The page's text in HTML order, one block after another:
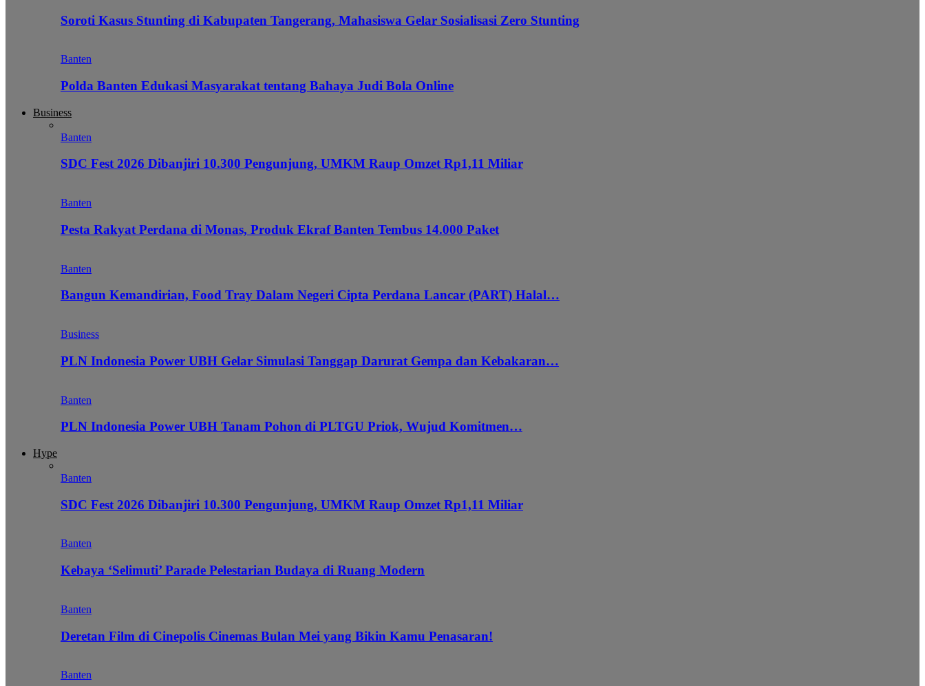
Soroti Kasus Stunting di Kabupaten Tangerang, Mahasiswa Gelar Sosialisasi Zero Stunting
Banten
Polda Banten Edukasi Masyarakat tentang Bahaya Judi Bola Online
Business
Banten
SDC Fest 2026 Dibanjiri 10.300 Pengunjung, UMKM Raup Omzet Rp1,11 Miliar
Banten
Pesta Rakyat Perdana di Monas, Produk Ekraf Banten Tembus 14.000 Paket
Banten
Bangun Kemandirian, Food Tray Dalam Negeri Cipta Perdana Lancar (PART) Halal…
Business
PLN Indonesia Power UBH Gelar Simulasi Tanggap Darurat Gempa dan Kebakaran…
Banten
PLN Indonesia Power UBH Tanam Pohon di PLTGU Priok, Wujud Komitmen…
Hype
Banten
SDC Fest 2026 Dibanjiri 10.300 Pengunjung, UMKM Raup Omzet Rp1,11 Miliar
Banten
Kebaya ‘Selimuti’ Parade Pelestarian Budaya di Ruang Modern
Banten
Deretan Film di Cinepolis Cinemas Bulan Mei yang Bikin Kamu Penasaran!
Banten